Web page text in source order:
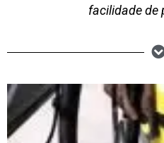
facilidade de